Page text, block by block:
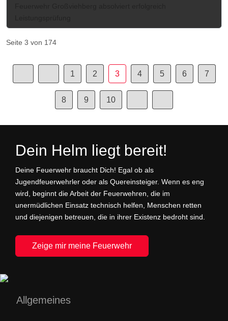
Seite 3 von 174
1 2 3 4 5 6 7
8 9 10
Dein Helm liegt bereit!
Deine Feuerwehr braucht Dich! Egal ob als
Jugendfeuerwehrler oder als Quereinsteiger. Wenn es eng
wird, beginnt die Arbeit der Feuerwehren, die im
unermüdlichen Einsatz technisch helfen, Menschen retten
und diejenigen betreuen, die in ihrer Existenz bedroht sind.
Zeige mir meine Feuerwehr
Allgemeines